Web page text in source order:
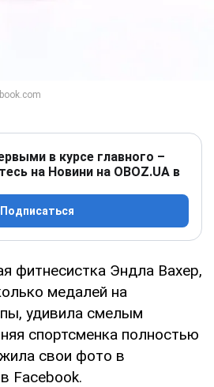
в курсе главного –
на Новини на OBOZ.UA в
Подписаться
фитнесистка Эндла Вахер,
медалей на
удивила смелым
спортсменка полностью
свои фото в
Facebook.